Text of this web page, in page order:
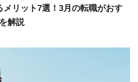
メリット7選！3月の転職がおす
解説